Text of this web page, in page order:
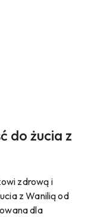
do żucia z
zdrową i
z Wanilią od
dla